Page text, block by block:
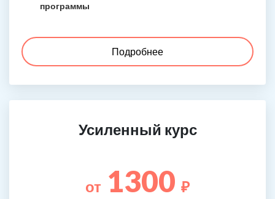
программы
Подробнее
Усиленный курс
от 1300 ₽